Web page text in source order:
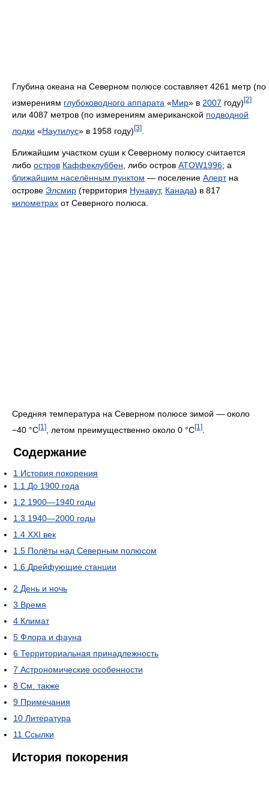
Глубина океана на Северном полюсе составляет 4261 метр (по
измерениям глубоководного аппарата «Мир» в 2007 году)[2]
или 4087 метров (по измерениям американской подводной
лодки «Наутилус» в 1958 году) [3]
Ближайшим участком суши к Северному полюсу считается
либо остров Каффеклуббен , либо остров ATOW1996; а
ближайшим населённым пунктом — поселение Алертна
острове Элсмир (территория Нунавут, Канада) в 817
километрах от Северного полюса.
Средняя температура на Северном полюсе зимой — около
−40 °C[1] , летом преимущественно около 0 °C[1]
Содержание
1 История покорения
1.1 До 1900 года
1.2 1900—1940 годы
1.3 1940—2000 годы
1.4 XXI век
1.5 Полёты над Северным полюсом
1.6 Дрейфующие станции
2 День и ночь
3 Время
4 Климат
5 Флора и фауна
6 Территориальная принадлежность
7 Астрономические особенности
8 См. также
9 Примечания
10 Литература
11 Ссылки
История покорения